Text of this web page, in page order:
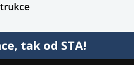
tak od STA!